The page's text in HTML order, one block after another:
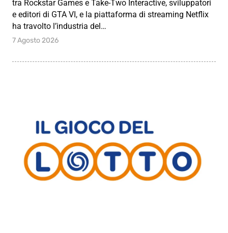
tra Rockstar Games e Take-Two Interactive, sviluppatori
e editori di GTA VI, e la piattaforma di streaming Netflix
ha travolto l’industria del…
7 Agosto 2026